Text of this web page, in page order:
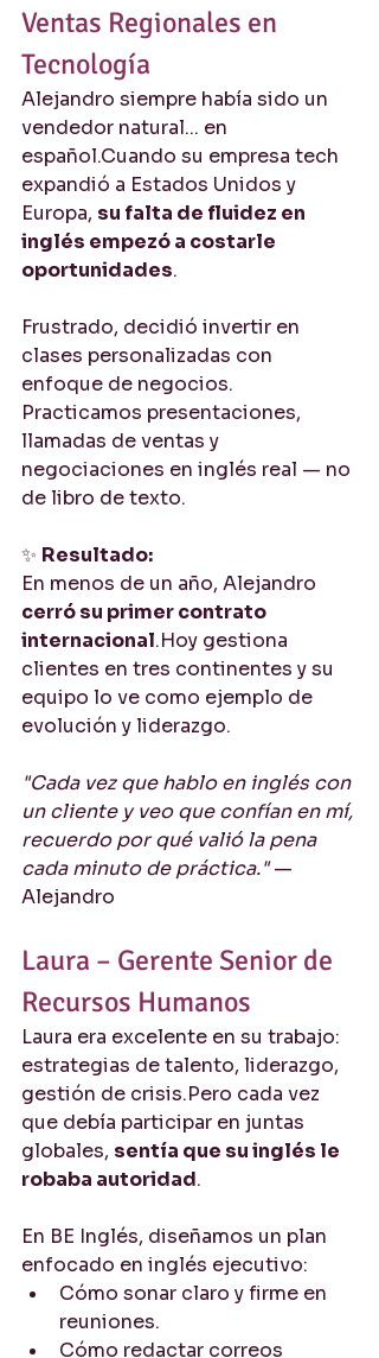
Ventas Regionales en
Tecnología
Alejandro siempre había sido un
vendedor natural... en
español.Cuando su empresa tech
expandió a Estados Unidos y
Europa, su falta de fluidez en
inglés empezó a costarle
oportunidades.
Frustrado, decidió invertir en
clases personalizadas con
enfoque de negocios.
Practicamos presentaciones,
llamadas de ventas y
negociaciones en inglés real — no
de libro de texto.
✨ Resultado:
En menos de un año, Alejandro
cerró su primer contrato
internacional.Hoy gestiona
clientes en tres continentes y su
equipo lo ve como ejemplo de
evolución y liderazgo.
"Cada vez que hablo en inglés con
un cliente y veo que confían en mí,
recuerdo por qué valió la pena
cada minuto de práctica." —
Alejandro
Laura – Gerente Senior de
Recursos Humanos
Laura era excelente en su trabajo:
estrategias de talento, liderazgo,
gestión de crisis.Pero cada vez
que debía participar en juntas
globales, sentía que su inglés le
robaba autoridad.
En BE Inglés, diseñamos un plan
enfocado en inglés ejecutivo:
Cómo sonar claro y firme en
reuniones.
Cómo redactar correos